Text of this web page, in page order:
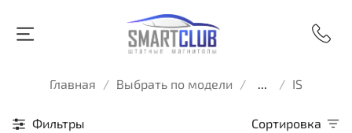
Главная Выбрать по модели ... IS
Фильтры Сортировка